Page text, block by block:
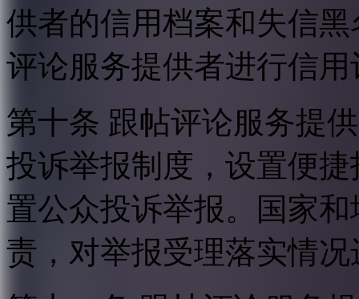
供者的信用档案和失信
评论服务提供者进行信用
第十条 跟帖评论服务提
投诉举报制度，设置便
置公众投诉举报。国家
责，对举报受理落实情